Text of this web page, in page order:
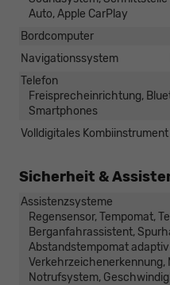
Auto, Apple CarPlay
Bordcomputer
Navigationssystem
Telefon
Freisprecheinrichtung,
Smartphones
Volldigitales
Sicherheit &
Assistenzsysteme
Regensensor, Tempomat,
Berganfahrassistent,
Abstandstempomat adaptiv
Verkehrzeichenerkennung,
Notrufsystem,